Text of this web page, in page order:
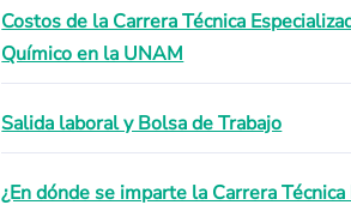
Costos de la Carrera Técnica
Químico en la UNAM
Salida laboral y Bolsa de Trabajo
¿En dónde se imparte la Carrera